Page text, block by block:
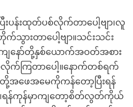
ပန်းထုတ်ပစ်လိုက်တာပေါ့ဗျာ၊လူ
သွားတာပေါ့ဗျာ။သင်းသင်း
ကျနော်တို့နှစ်ယောက်အဝတ်အစား
က်ကြတာပေါ့။နောက်တစ်ရက်
တို့အဖေအမေကိုကန်တော့ပြီးရန်
န်ကုန်မှာကျတော့စိတ်လွတ်ကိုယ်